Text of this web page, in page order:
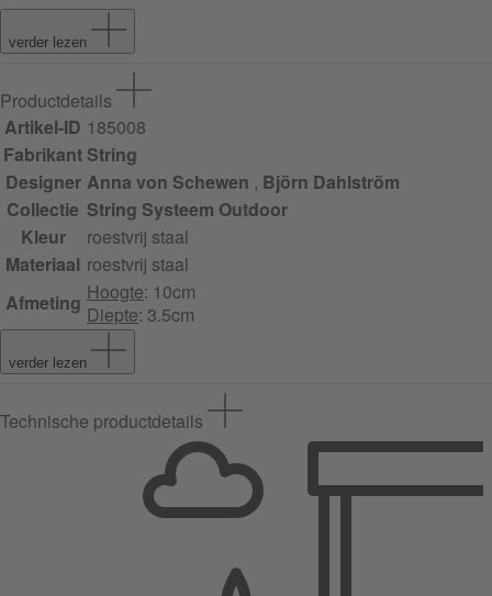
verder lezen
Productdetails
Artikel-ID 185008
Fabrikant String
Designer Anna von Schewen , Björn Dahlström
Collectie String Systeem Outdoor
Kleur
roestvrij staal
Materiaal roestvrij staal
Afmeting Hoogte: 10cm
Diepte: 3.5cm
verder lezen
Technische productdetails